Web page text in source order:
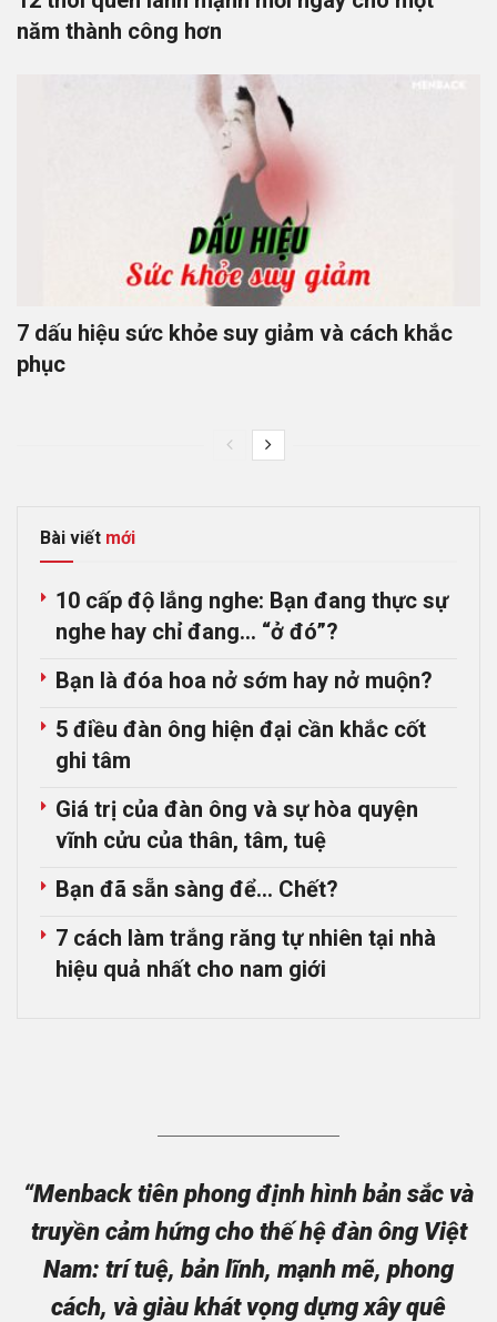
năm thành công hơn
7 dấu hiệu sức khỏe suy giảm và cách khắc
phục
Bài viết mới
10 cấp độ lắng nghe: Bạn đang thực sự
nghe hay chỉ đang… “ở đó”?
Bạn là đóa hoa nở sớm hay nở muộn?
5 điều đàn ông hiện đại cần khắc cốt
ghi tâm
Giá trị của đàn ông và sự hòa quyện
vĩnh cửu của thân, tâm, tuệ
Bạn đã sẵn sàng để… Chết?
7 cách làm trắng răng tự nhiên tại nhà
hiệu quả nhất cho nam giới
“Menback tiên phong định hình bản sắc và
truyền cảm hứng cho thế hệ đàn ông Việt
Nam: trí tuệ, bản lĩnh, mạnh mẽ, phong
cách, và giàu khát vọng dựng xây quê